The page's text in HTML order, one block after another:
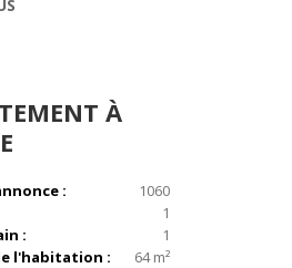
À
:
1060
1
:
1
l'habitation :
64 m²